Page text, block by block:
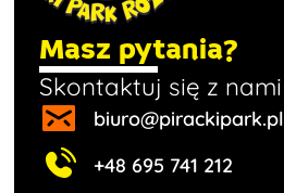
Masz pytania?
Skontaktuj się z nami
biuro@pirackipark.pl
+48 695 741 212